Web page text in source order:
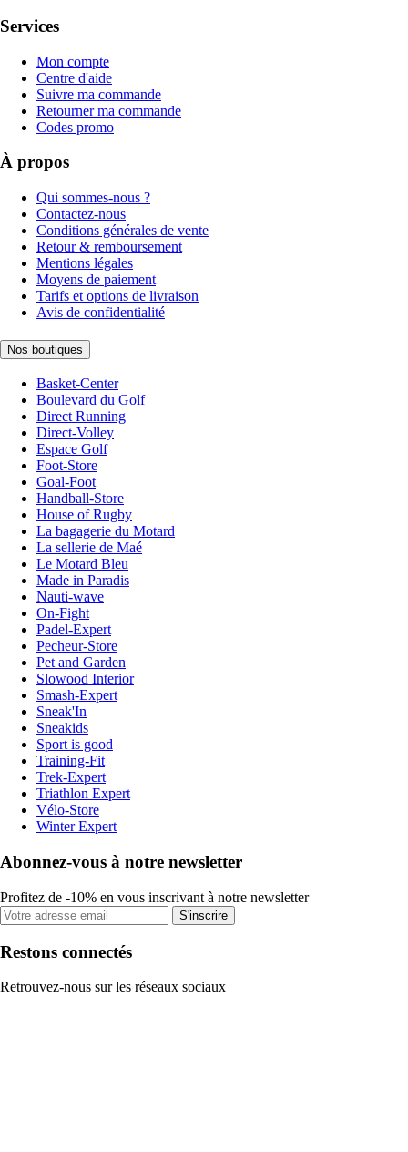
Services
Mon compte
Centre d'aide
Suivre ma commande
Retourner ma commande
Codes promo
À propos
Qui sommes-nous ?
Contactez-nous
Conditions générales de vente
Retour & remboursement
Mentions légales
Moyens de paiement
Tarifs et options de livraison
Avis de confidentialité
Nos boutiques
Basket-Center
Boulevard du Golf
Direct Running
Direct-Volley
Espace Golf
Foot-Store
Goal-Foot
Handball-Store
House of Rugby
La bagagerie du Motard
La sellerie de Maé
Le Motard Bleu
Made in Paradis
Nauti-wave
On-Fight
Padel-Expert
Pecheur-Store
Pet and Garden
Slowood Interior
Smash-Expert
Sneak'In
Sneakids
Sport is good
Training-Fit
Trek-Expert
Triathlon Expert
Vélo-Store
Winter Expert
Abonnez-vous à notre newsletter
Profitez de -10% en vous inscrivant à notre newsletter
S'inscrire
Restons connectés
Retrouvez-nous sur les réseaux sociaux